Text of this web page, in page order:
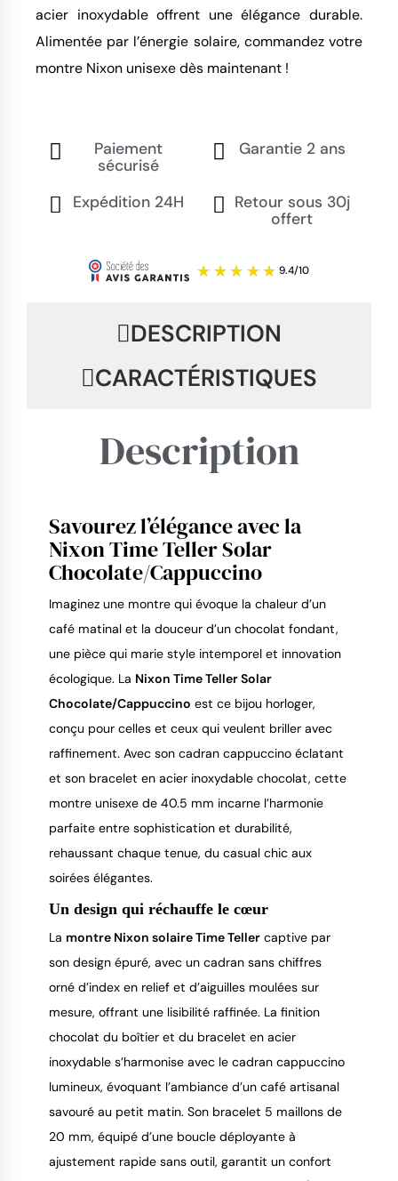
acier inoxydable offrent une élégance durable.
Alimentée par l’énergie solaire, commandez votre
montre Nixon unisexe dès maintenant !
Paiement
sécurisé
Garantie 2 ans
Expédition 24H
Retour sous 30j
offert
DESCRIPTION
CARACTÉRISTIQUES
Description
Savourez l’élégance avec la
Nixon Time Teller Solar
Chocolate/Cappuccino
Imaginez une montre qui évoque la chaleur d’un
café matinal et la douceur d’un chocolat fondant,
une pièce qui marie style intemporel et innovation
écologique. La Nixon Time Teller Solar
Chocolate/Cappuccino est ce bijou horloger,
conçu pour celles et ceux qui veulent briller avec
raffinement. Avec son cadran cappuccino éclatant
et son bracelet en acier inoxydable chocolat, cette
montre unisexe de 40.5 mm incarne l’harmonie
parfaite entre sophistication et durabilité,
rehaussant chaque tenue, du casual chic aux
soirées élégantes.
Un design qui réchauffe le cœur
La montre Nixon solaire Time Teller captive par
son design épuré, avec un cadran sans chiffres
orné d’index en relief et d’aiguilles moulées sur
mesure, offrant une lisibilité raffinée. La finition
chocolat du boîtier et du bracelet en acier
inoxydable s’harmonise avec le cadran cappuccino
lumineux, évoquant l’ambiance d’un café artisanal
savouré au petit matin. Son bracelet 5 maillons de
20 mm, équipé d’une boucle déployante à
ajustement rapide sans outil, garantit un confort